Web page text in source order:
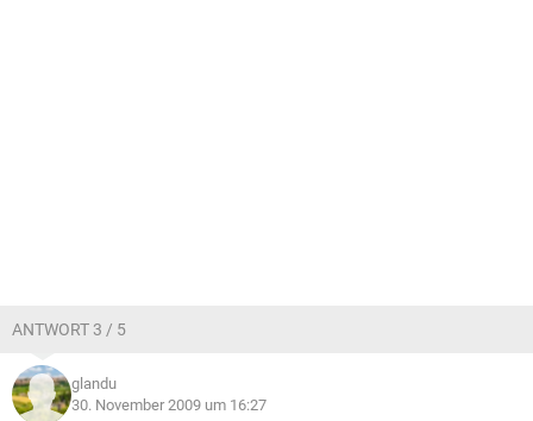
ANTWORT 3 / 5
glandu
30. November 2009 um 16:27